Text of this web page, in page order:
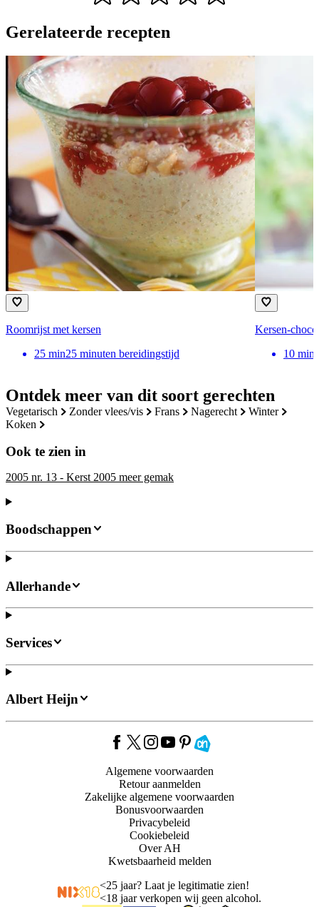
Ontdek meer van dit soort gerechten
vegetarisch zonder vlees/vis frans nagerecht
winter
koken
Ook te zien in
2005 nr. 13 - Kerst 2005 meer gemak
Gerelateerde recepten
Roomrijst met kersen
25 min25 minuten bereidingstijd
Kersen-
10 min
Boodschappen
Allerhande
Services
Albert Heijn
Algemene voorwaarden
Retour aanmelden
Zakelijke algemene voorwaarden
Bonusvoorwaarden
Privacybeleid
Cookiebeleid
Over AH
Kwetsbaarheid melden
<25 jaar? Laat je legitimatie zien!
<18 jaar verkopen wij geen alcohol.